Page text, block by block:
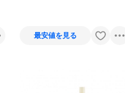
最安値を見る